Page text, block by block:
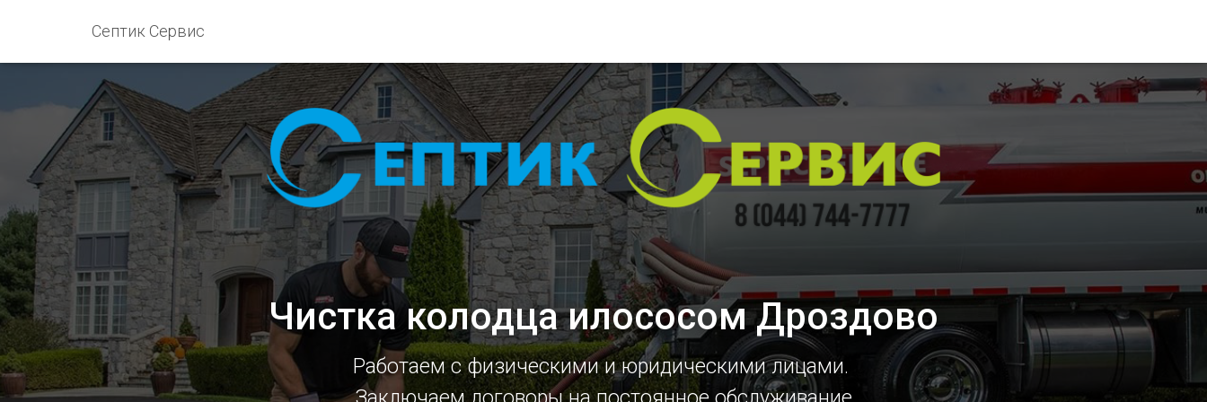
Септик Сервис
Чистка колодца илососом Дроздово
Работаем с физическими и юридическими лицами.